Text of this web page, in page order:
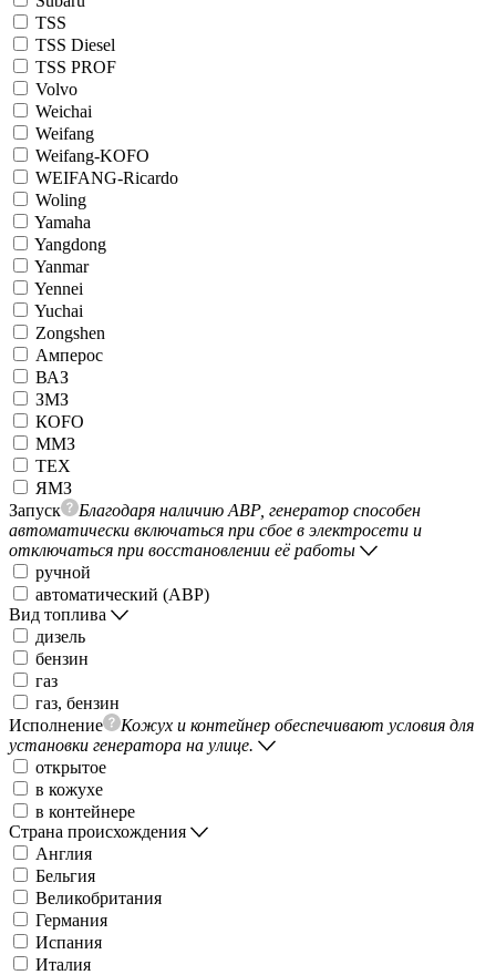
TSS
TSS Diesel
TSS PROF
Volvo
Weichai
Weifang
Weifang-KOFO
WEIFANG-Ricardo
Woling
Yamaha
Yangdong
Yanmar
Yennei
Yuchai
Zongshen
Амперос
ВАЗ
ЗМЗ
КОFO
ММЗ
ТЕХ
ЯМЗ
Запуск
Благодаря наличию АВР, генератор способен
автоматически включаться при сбое в электросети и
отключаться при восстановлении её работы
ручной
автоматический (АВР)
Вид топлива
дизель
бензин
газ
газ, бензин
Исполнение
Кожух и контейнер обеспечивают условия для
установки генератора на улице.
открытое
в кожухе
в контейнере
Страна происхождения
Англия
Бельгия
Великобритания
Германия
Испания
Италия